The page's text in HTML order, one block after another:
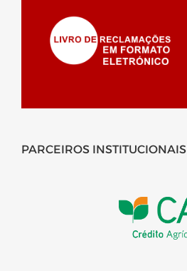
PARCEIROS INSTITUCIONAIS